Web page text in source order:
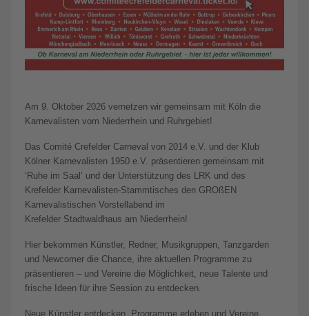
Am 9. Oktober 2026 vernetzen wir gemeinsam mit Köln die
Karnevalisten vom Niederrhein und Ruhrgebiet!
Das Comité Crefelder Carneval von 2014 e.V. und der Klub
Kölner Karnevalisten 1950 e.V. präsentieren gemeinsam mit
‘Ruhe im Saal’ und der Unterstützung des LRK und des
Krefelder Karnevalisten-Stammtisches den GROßEN
Karnevalistischen Vorstellabend im
Krefelder Stadtwaldhaus am Niederrhein!
Hier bekommen Künstler, Redner, Musikgruppen, Tanzgarden
und Newcomer die Chance, ihre aktuellen Programme zu
präsentieren – und Vereine die Möglichkeit, neue Talente und
frische Ideen für ihre Session zu entdecken.
Neue Künstler entdecken, Programme erleben und Vereine